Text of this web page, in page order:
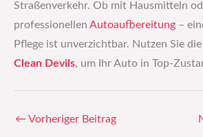
Straßenverkehr. Ob mit Hausmitteln
professionellen Autoaufbereitung –
Pflege ist unverzichtbar. Nutzen Sie
Clean Devils, um Ihr Auto in Top-
← Vorheriger Beitrag